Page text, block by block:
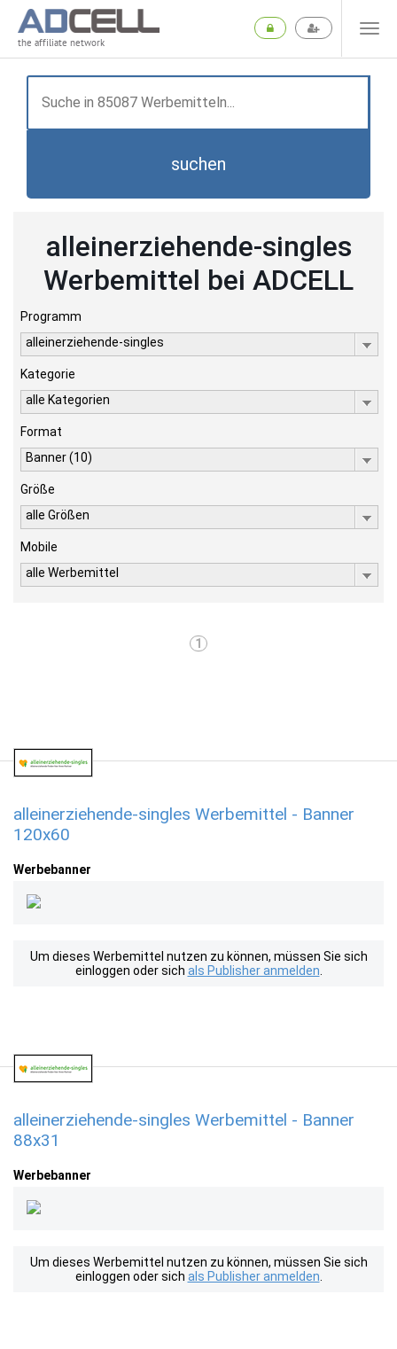
the affiliate network
suchen
alleinerziehende-singles
Werbemittel bei ADCELL
Programm
alleinerziehende-singles
Kategorie
alle Kategorien
Format
Banner (10)
Größe
alle Größen
Mobile
alle Werbemittel
1
alleinerziehende-singles Werbemittel - Banner
120x60
Werbebanner
Um dieses Werbemittel nutzen zu können, müssen Sie sich
einloggen oder sich als Publisher anmelden
alleinerziehende-singles Werbemittel - Banner
88x31
Werbebanner
Um dieses Werbemittel nutzen zu können, müssen Sie sich
einloggen oder sich als Publisher anmelden